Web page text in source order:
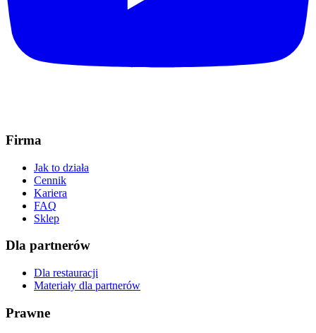
Firma
Jak to działa
Cennik
Kariera
FAQ
Sklep
Dla partnerów
Dla restauracji
Materiały dla partnerów
Prawne